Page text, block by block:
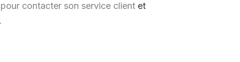
contacter son service client et